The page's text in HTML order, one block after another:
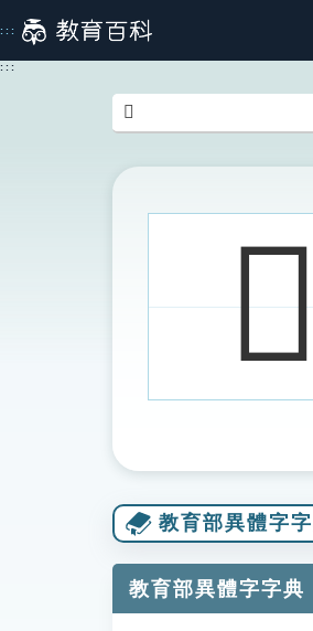
到
主
:::
:::
教育部異體字
教育部異體字字典